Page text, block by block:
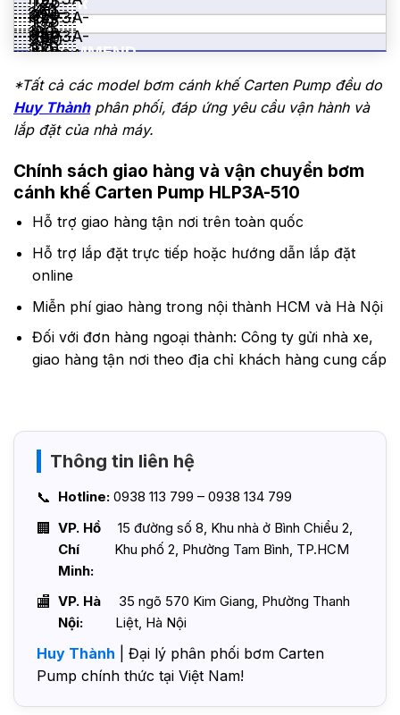
POWER
(KW)
RECOMMEND
SPEED
(RPM)
INLET/
OUTLET
950
32 –
32
200-
950
38 –
38
4.0
100-
450
51 –
51
7
5.5
100-
63 –
63
7
11.0
450
76 –
76
175
1.75
7
100-
450
76 –
76
HLP3A-
250
2.50
18.5
100-
450
101 –
HLP3A-
510
7
22.0
100-
–
152
HLP3A-
750
7.50
7
30.0
100-
450
152
–
*Tất cả các model bơm cánh khế Carten Pump đều do
Huy Thànhphân phối, đáp ứng yêu cầu vận hành và
lắp đặt của nhà máy.
Chính sách giao hàng và vận chuyển bơm
cánh khế Carten Pump HLP3A-510
Hỗ trợ giao hàng tận nơi trên toàn quốc
Hỗ trợ lắp đặt trực tiếp hoặc hướng dẫn lắp đặt
online
Miễn phí giao hàng trong nội thành HCM và Hà Nội
Đối với đơn hàng ngoại thành: Công ty gửi nhà xe,
giao hàng tận nơi theo địa chỉ khách hàng cung cấp
Thông tin liên hệ
Hotline: 0938 113 799 – 0938 134 799
VP. Hồ
Chí
Minh:
15 đường số 8, Khu nhà ở Bình Chiểu 2,
Khu phố 2, Phường Tam Bình, TP.HCM
VP. Hà
Nội:
35 ngõ 570 Kim Giang, Phường Thanh
Liệt, Hà Nội
Huy Thành | Đại lý phân phối bơm Carten
Pump chính thức tại Việt Nam!